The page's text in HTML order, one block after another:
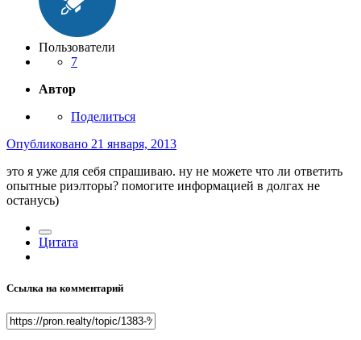
Пользователи
7
Автор
Поделиться
Опубликовано 21 января, 2013
это я уже для себя спрашиваю. ну не можете что ли ответить
опытные риэлторы? помогите информацией в долгах не
останусь)
Цитата
Ссылка на комментарий